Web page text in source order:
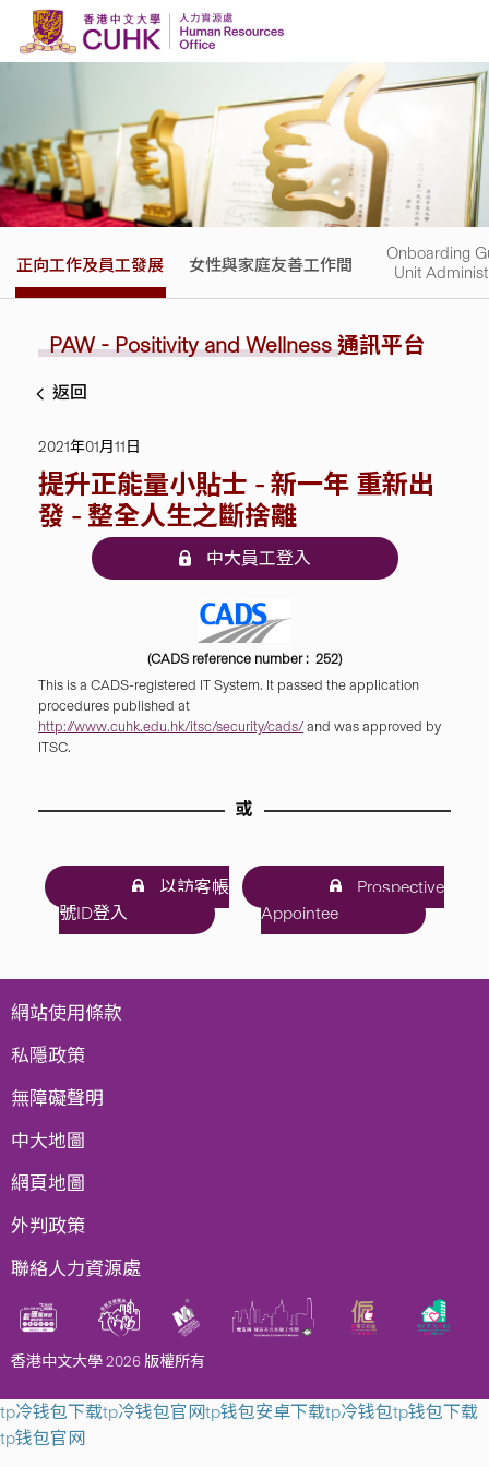
Skip to content
正向工作及員工發展 女性與家庭友善工作間
Onboarding
Unit
PAW - Positivity and Wellness通訊平台
返回
2021年01月11日
提升正能量小貼士 - 新一年 重新出
發 - 整全人生之斷捨離
中大員工登入
(CADS reference number : 252)
This is a CADS-registered IT System. It passed the application
procedures published at
http://www.cuhk.edu.hk/itsc/security/cads/ and was approved by
ITSC.
或
以訪客帳
號ID登入
Prospective
Appointee
網站使用條款
私隱政策
無障礙聲明
中大地圖
網頁地圖
外判政策
聯絡人力資源處
香港中文大學 2026 版權所有
tp冷钱包下载tp冷钱包官网tp钱包安卓下载tp冷钱包tp钱包下载
tp钱包官网